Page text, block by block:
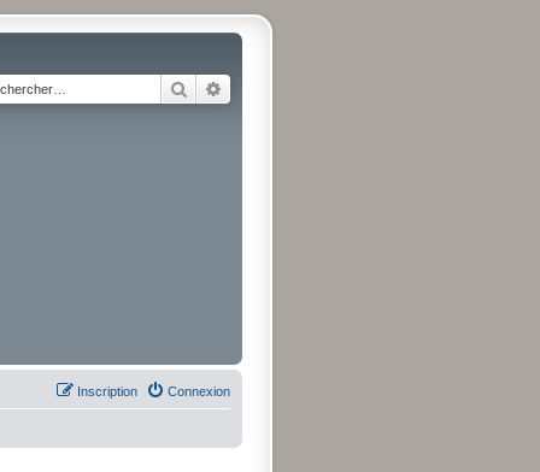
Rechercher
Connexion
Inscription